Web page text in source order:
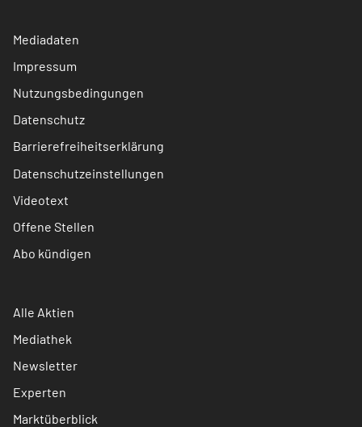
Mediadaten
Impressum
Nutzungsbedingungen
Datenschutz
Barrierefreiheitserklärung
Datenschutzeinstellungen
Videotext
Offene Stellen
Abo kündigen
Alle Aktien
Mediathek
Newsletter
Experten
Marktüberblick